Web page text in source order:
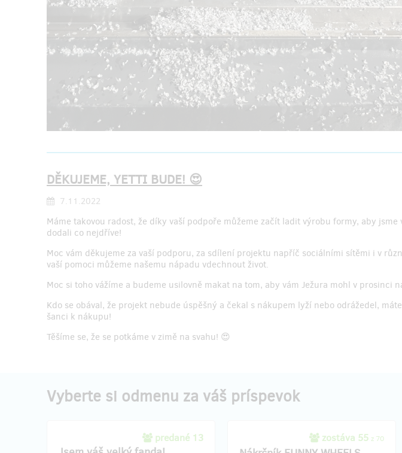
DĚKUJEME, YETTI BUDE! 😍
7.11.2022
Máme takovou radost, že díky vaší podpoře můžeme začít ladit výrobu formy, aby jsme
dodali co nejdříve!
Moc vám děkujeme za vaší podporu, za sdílení projektu napříč sociálními sítěmi i v
vaší pomoci můžeme našemu nápadu vdechnout život.
Moc si toho vážíme a budeme usilovně makat na tom, aby vám Ježura mohl v prosinci
Kdo se obával, že projekt nebude úspěšný a čekal s nákupem lyží nebo odrážedel,
šanci k nákupu!
Těšíme se, že se potkáme v zimě na svahu! 😍
Vyberte si odmenu za váš príspevok
predané 13 zostáva 55 z 70